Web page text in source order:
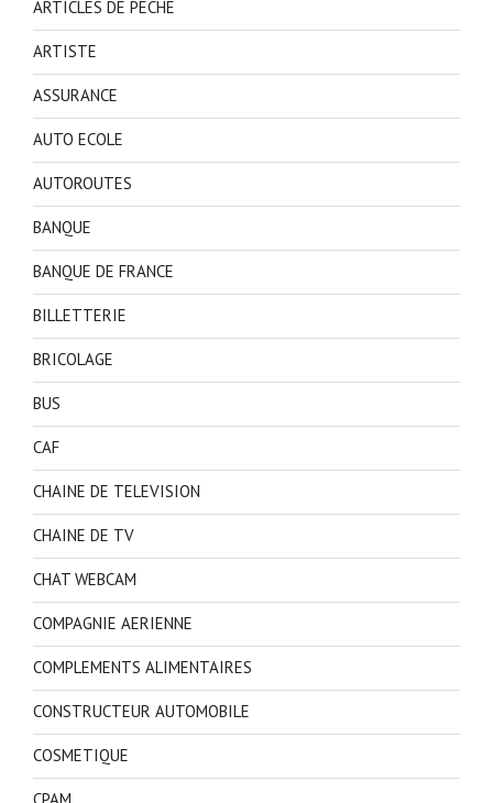
ARTICLES DE PECHE
ARTISTE
ASSURANCE
AUTO ECOLE
AUTOROUTES
BANQUE
BANQUE DE FRANCE
BILLETTERIE
BRICOLAGE
BUS
CAF
CHAINE DE TELEVISION
CHAINE DE TV
CHAT WEBCAM
COMPAGNIE AERIENNE
COMPLEMENTS ALIMENTAIRES
CONSTRUCTEUR AUTOMOBILE
COSMETIQUE